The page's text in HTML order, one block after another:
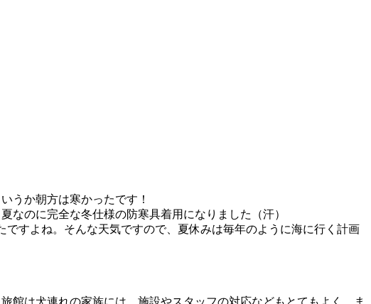
うか朝方は寒かったです！
なのに完全な冬仕様の防寒具着用になりました（汗）
すよね。そんな天気ですので、夏休みは毎年のように海に行く計画